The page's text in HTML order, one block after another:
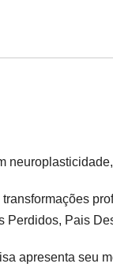
Perdidos, Pais
apresenta seu